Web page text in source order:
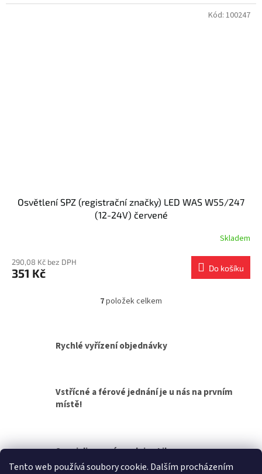
Tento web používá soubory cookie. Dalším procházením
Osvětlení SPZ (registrační značky) LED WAS W55/247
(12-24V) červené
Skladem
290,08 Kč bez DPH
351 Kč Do košíku
Kód: 100247
O
á
d
p
v
ý
7položek celkem
Rychlé vyřízení objednávky
Vstřícné a férové jednání je u nás na prvním
místě!
Specializovaná prodejna Liberec